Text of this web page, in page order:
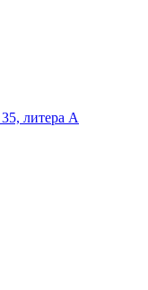
литера А